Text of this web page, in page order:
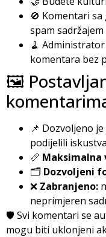
🚫 Komentari
spam
🧹
komentara bez
🖼️
📌 Dozvoljeno
podijelili
📏 Maksimalna
🗂️ Dozvoljeni
❌ Zabranjeno:
neprimjeren
🛡️ Svi komentari se
mogu biti uklonjeni